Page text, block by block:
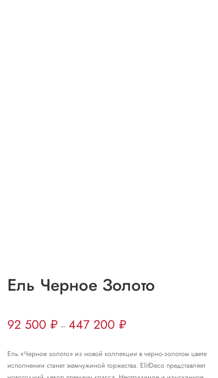
Ель Черное Золото
92 500 ₽ – 447 200 ₽
Ель «Черное золото» из новой коллекции в черно-золотом цвете
исполнении станет жемчужиной торжества. ElitDeco представляет